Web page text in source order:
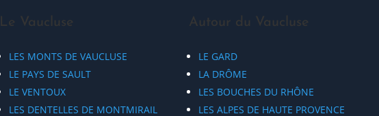
Le Vaucluse
LES MONTS DE VAUCLUSE
LE PAYS DE SAULT
LE VENTOUX
LES DENTELLES DE MONTMIRAIL
Autour du Vaucluse
LE GARD
LA DRÔME
LES BOUCHES DU RHÔNE
LES ALPES DE HAUTE PROVENCE